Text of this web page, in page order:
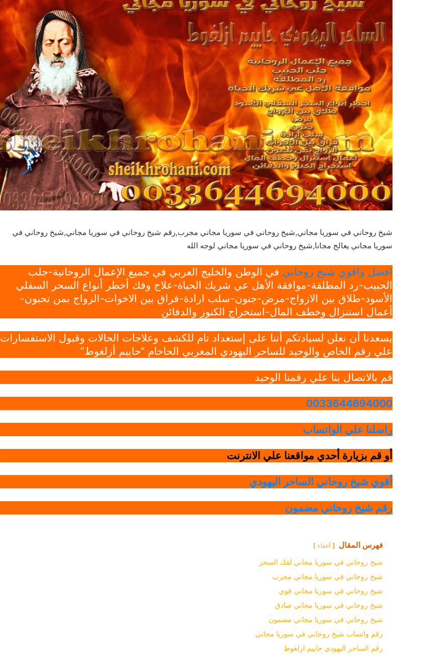
شيخ روحاني في سوريا مجاني,شيخ روحاني في سوريا مجاني مجرب,رقم شيخ روحاني في سوريا مجاني,شيخ روحاني في
سوريا مجاني يعالج مجانا,شيخ روحاني في سوريا مجاني لوجه الله
افضل واقوي شيخ روحاني في الوطن والخليج العربي في جميع الإعمال الروحانية-جلب
الحبيب-رد المطلقة-موافقة الأهل عي شريك الحياة-علاج وفك أخطر أنواع السحر السفلي
الأسود-طلاق بين الازواج-مرض-جنون-سلب ارادة-فراق بين الاخوات-الزواج بمن تحبون-
أعمال استنزال وخطف المال-استخراج الكنوز والدفائن
يسعدنا أن نعلن لسيادتكم أننا على إستعداد تام للكشف وعلاجات الحالات وقبول الاستفسارات
علي رقم الخاص والوحيد للساحر اليهودي المغربي الحاخام “حاييم أزلغوط”
قم بالاتصال بنا علي رقمنا الوحيد
0033644694000
راسلنا علي الواتساب
أو قم بزيارة أحدي مواقعنا علي الانترنت
أقوي شيخ روحاني الساحر اليهودي
رقم شيخ روحاني مضمون
فهرس المقال أخفاء
شيخ روحاني في سوريا مجاني لفك السحر
شيخ روحاني في سوريا مجاني مجرب
شيخ روحاني في سوريا مجاني قوي
شيخ روحاني في سوريا مجاني صادق
شيخ روحاني في سوريا مجاني مضمون
رقم واتساب شيخ روحاني في سوريا مجاني
رقم الساحر اليهودي حاييم ازلغوط